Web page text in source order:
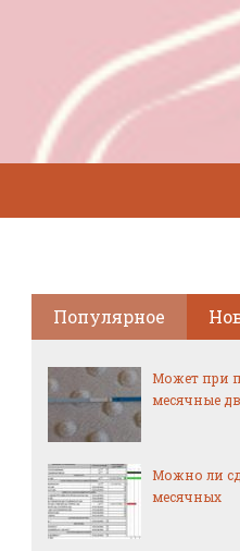
Популярное
Может при
месячные
Можно ли
месячных